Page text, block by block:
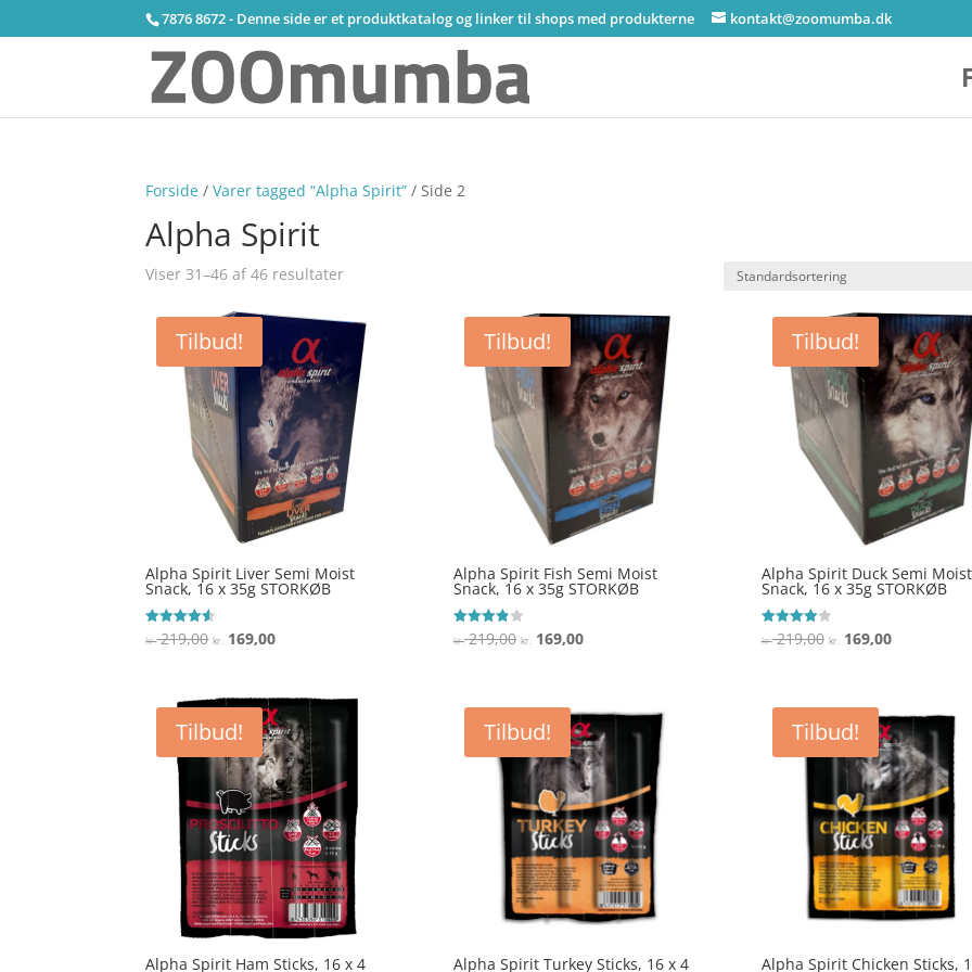
7876 8672 - Denne side er et produktkatalog og linker til shops med produkterne kontakt@zoomumba.dk
Forside /Varer tagged “Alpha Spirit” / Side 2
Alpha Spirit
Viser 31–46 af 46 resultater
Tilbud!
Alpha Spirit Liver Semi Moist
Snack, 16 x 35g STORKØB
Vurderet
4.5
kr.219,00Den
var:
kr. 219,00.
kr. 169,00Den
er:
kr. 169,00.
Tilbud!
Alpha Spirit Fish Semi Moist
Snack, 16 x 35g STORKØB
Vurderet
3.9
kr.219,00 Den
var:
kr. 219,00.
kr.169,00Den
er:
kr. 169,00.
Tilbud!
Alpha Spirit Duck Semi Moist
Snack, 16 x 35g STORKØB
Vurderet
4
kr.219,00 Den
var:
kr. 219,00.
kr.169,00Den
er:
kr. 169,00.
Tilbud!
Alpha Spirit Ham Sticks, 16 x 4
Tilbud!
Alpha Spirit Turkey Sticks, 16 x 4
Tilbud!
Alpha Spirit Chicken Sticks,